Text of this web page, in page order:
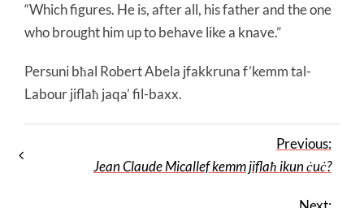
“Which figures. He is, after all, his father and the one
who brought him up to behave like a knave.”
Persuni bħal Robert Abela jfakkruna f’kemm tal-
Labour jiflaħ jaqa’ fil-baxx.
Previous:
Jean Claude Micallef kemm jiflaħ ikun ċuċ?